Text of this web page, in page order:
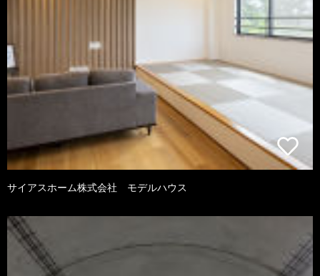
サイアスホーム株式会社 モデルハウス